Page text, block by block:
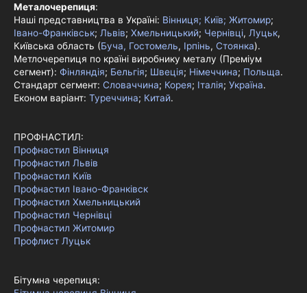
Металочерепиця:
Наші представництва в Україні: Вінниця; Київ; Житомир;
Івано-Франківськ; Львів; Хмельницький; Чернівці, Луцьк,
Київська область (Буча, Гостомель, Ірпінь, Стоянка).
Метлочерепиця по країні виробнику металу (Преміум
сегмент): Фінляндія; Бельгія; Швеція; Німеччина; Польща.
Стандарт сегмент: Словаччина; Корея; Італія; Україна.
Економ варіант: Туреччина; Китай.
ПРОФНАСТИЛ:
Профнастил Вінниця
Профнастил Львів
Профнастил Київ
Профнастил Івано-Франківск
Профнастил Хмельницький
Профнастил Чернівці
Профнастил Житомир
Профлист Луцьк
Бітумна черепиця: